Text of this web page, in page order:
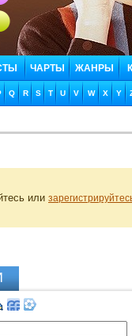
ЧАРТЫ ЖАНРЫ
Q R S T U V W X Y
или